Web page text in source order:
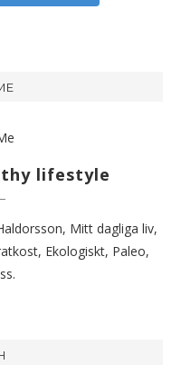
lifestyle
Mitt dagliga liv,
Ekologiskt, Paleo,